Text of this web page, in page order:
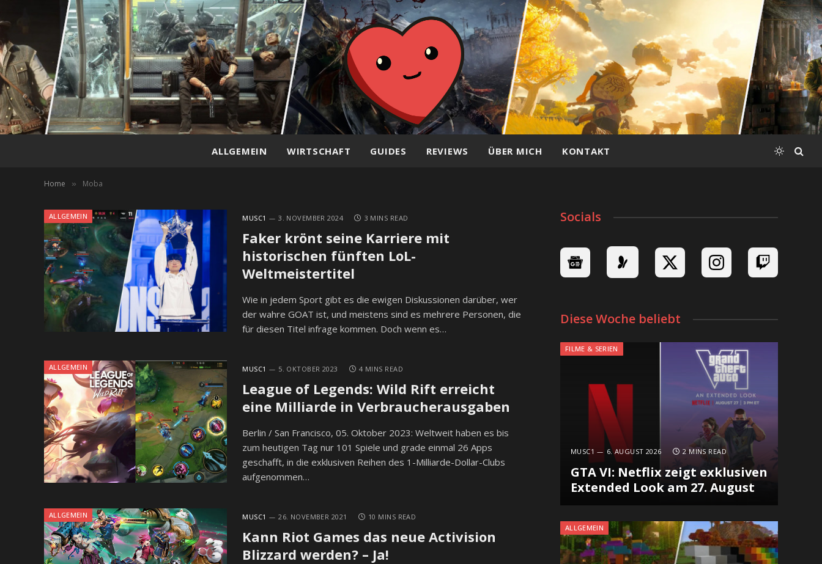
ALLGEMEIN WIRTSCHAFT GUIDES REVIEWS ÜBER MICH KONTAKT
Home » Moba
ALLGEMEIN MUSC1 3. NOVEMBER 2024 3 MINS READ
Faker krönt seine Karriere mit
historischen fünften LoL-
Weltmeistertitel
Wie in jedem Sport gibt es die ewigen Diskussionen darüber, wer
der wahre GOAT ist, und meistens sind es mehrere Personen, die
für diesen Titel infrage kommen. Doch wenn es…
ALLGEMEIN MUSC1 5. OKTOBER 2023 4 MINS READ
League of Legends: Wild Rift erreicht
eine Milliarde in Verbraucherausgaben
Berlin / San Francisco, 05. Oktober 2023: Weltweit haben es bis
zum heutigen Tag nur 101 Spiele und grade einmal 26 Apps
geschafft, in die exklusiven Reihen des 1-Milliarde-Dollar-Clubs
aufgenommen…
ALLGEMEIN MUSC1 26. NOVEMBER 2021 10 MINS READ
Kann Riot Games das neue Activision
Blizzard werden? – Ja!
Socials
Diese Woche beliebt
FILME & SERIEN
MUSC1 6. AUGUST 2026 2 MINS READ
GTA VI: Netflix zeigt exklusiven
Extended Look am 27. August
ALLGEMEIN